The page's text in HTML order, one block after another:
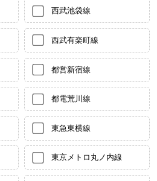
西武池袋線
西武有楽町線
都営新宿線
都電荒川線
東急東横線
東京メトロ丸ノ内線